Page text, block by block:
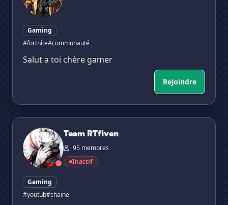
Gaming
#fortnite#communauté
Salut a toi chère gamer
Rejoindre
Team RTfiven
Team RTfiven
95 membres
Inactif
Gaming
#youtub#chaine